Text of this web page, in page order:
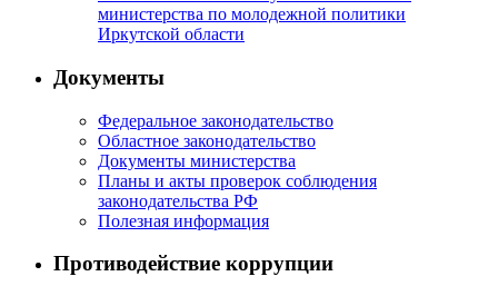
министерства по молодежной политики
Иркутской области
Документы
Федеральное законодательство
Областное законодательство
Документы министерства
Планы и акты проверок соблюдения
законодательства РФ
Полезная информация
Противодействие коррупции